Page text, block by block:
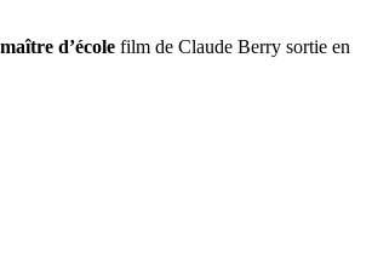
d’école film de Claude Berry sortie en